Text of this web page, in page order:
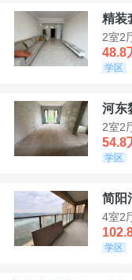
精装
2室2
48.8
学区
河东
2室2
54.8
学区
简阳
4室2
学区